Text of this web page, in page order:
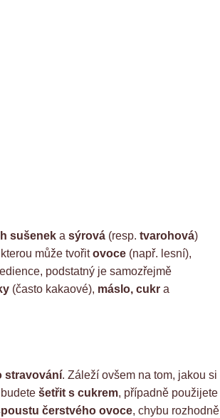
sušenek a sýrová (resp. tvarohová)
může tvořitovoce (např. lesní),
podstatný je samozřejmě
(často kakaové), máslo, cukr a
stravování. Záleží ovšem na tom, jakou si
budete šetřit s cukrem, případně použijete
čerstvého ovoce, chybu rozhodně